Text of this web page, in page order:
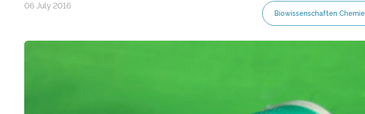
06 July 2016
Biowissenschaften Chemie